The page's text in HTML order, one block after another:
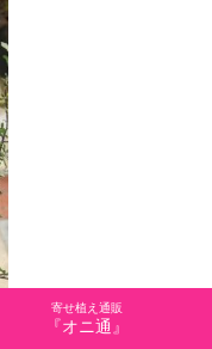
寄せ植え通販
『オニ通』